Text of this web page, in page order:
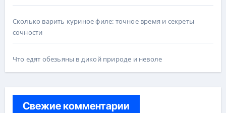
Сколько варить куриное филе: точное время и секреты
сочности
Что едят обезьяны в дикой природе и неволе
Свежие комментарии